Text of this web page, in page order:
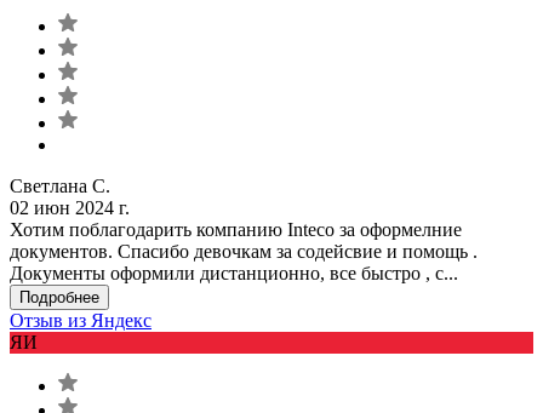
Светлана С.
02 июн 2024 г.
Хотим поблагодарить компанию Inteco за оформелние
документов. Спасибо девочкам за содейсвие и помощь .
Документы оформили дистанционно, все быстро , с...
Подробнее
Отзыв из Яндекс
ЯИ